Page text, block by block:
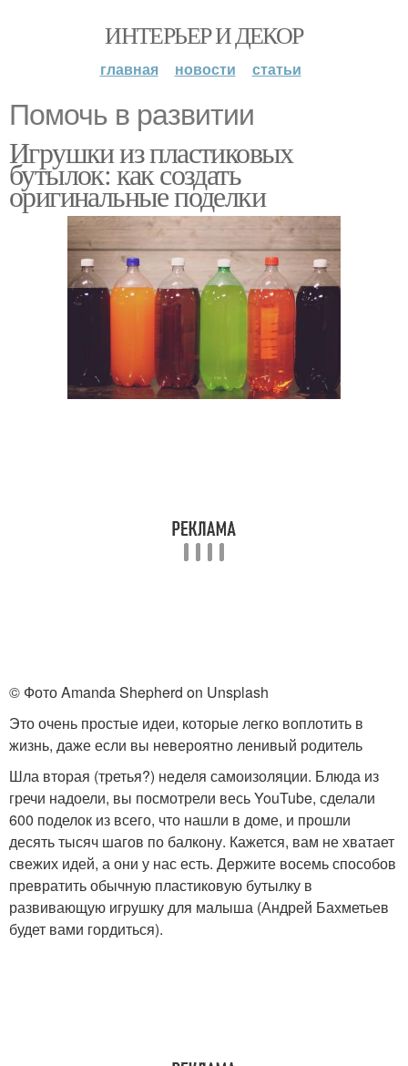
ИНТЕРЬЕР И ДЕКОР
главная новости статьи
Помочь в развитии
Игрушки из пластиковых
бутылок: как создать
оригинальные поделки
© Фото Amanda Shepherd on Unsplash
Это очень простые идеи, которые легко воплотить в
жизнь, даже если вы невероятно ленивый родитель
Шла вторая (третья?) неделя самоизоляции. Блюда из
гречи надоели, вы посмотрели весь YouTube, сделали
600 поделок из всего, что нашли в доме, и прошли
десять тысяч шагов по балкону. Кажется, вам не хватает
свежих идей, а они у нас есть. Держите восемь способов
превратить обычную пластиковую бутылку в
развивающую игрушку для малыша (Андрей Бахметьев
будет вами гордиться).